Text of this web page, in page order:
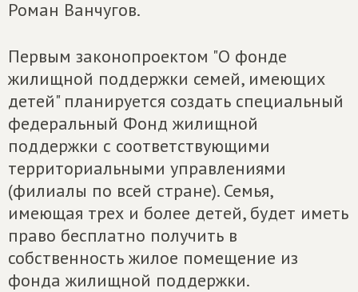
Роман Ванчугов.
Первым законопроектом "О фонде
жилищной поддержки семей, имеющих
детей" планируется создать специальный
федеральный Фонд жилищной
поддержки с соответствующими
территориальными управлениями
(филиалы по всей стране). Семья,
имеющая трех и более детей, будет иметь
право бесплатно получить в
собственность жилое помещение из
фонда жилищной поддержки.